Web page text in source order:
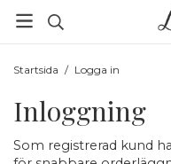
Startsida / Logga in
Inloggning
Som registrerad kund